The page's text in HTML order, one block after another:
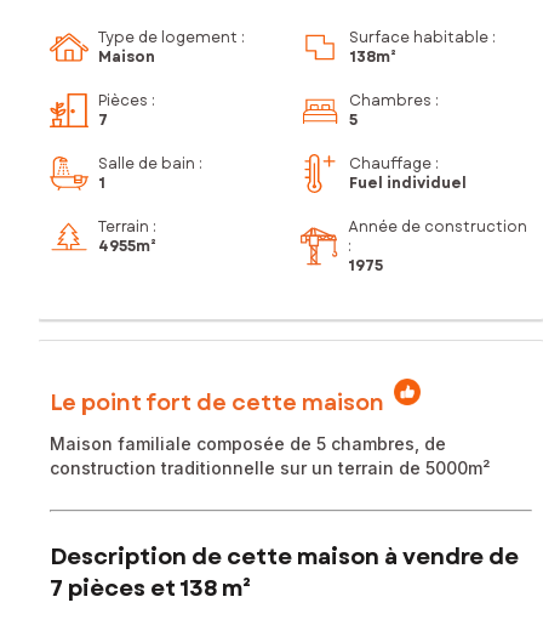
Type de logement :
Maison
Surface habitable :
138m²
Pièces :
7
Chambres :
5
Salle de bain :
1
Chauffage :
Fuel individuel
Terrain :
4 955m²
Année de construction
:
1975
Le point fort de cette maison
Maison familiale composée de 5 chambres, de
construction traditionnelle sur un terrain de 5000m²
Description de cette maison à vendre de
7 pièces et 138 m²